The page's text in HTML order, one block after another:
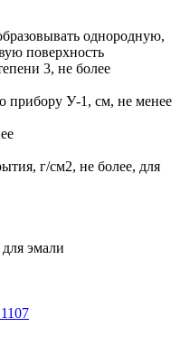
однородную,
поверхность
3, не более
прибору У-1, см, не менее
г/см2, не более, для
эмали